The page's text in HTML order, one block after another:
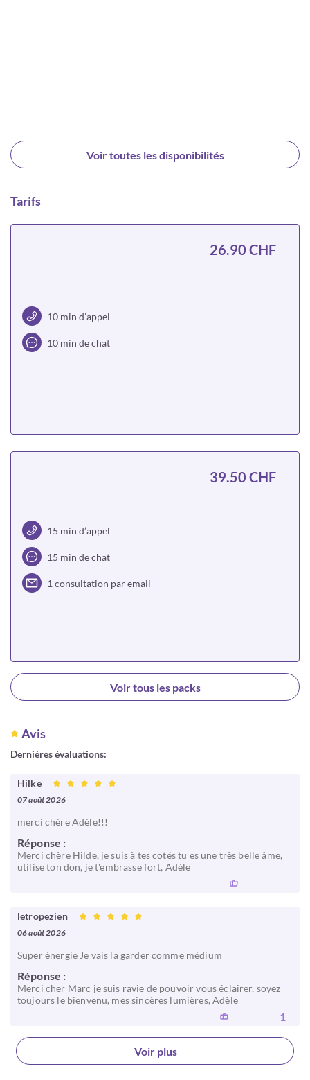
Voir toutes les disponibilités
Tarifs
10 min d’appel
10 min de chat
26.90 CHF
15 min d’appel
15 min de chat
1 consultation par email
39.50 CHF
Choisir
Voir tous les packs
Avis
Dernières évaluations:
Hilke
07 août 2026
merci chère Adèle!!!
Réponse :
Merci chère Hilde, je suis à tes cotés tu es une très belle âme,
utilise ton don, je t'embrasse fort, Adèle
letropezien
06 août 2026
Super énergie Je vais la garder comme médium
Réponse :
Merci cher Marc je suis ravie de pouvoir vous éclairer, soyez
toujours le bienvenu, mes sincères lumières, Adèle
1
Voir plus